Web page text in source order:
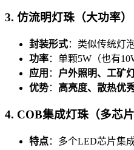
3. 仿流明灯珠（大功率）
封装形式：类似传统灯
功率：单颗5W（也有
应用 ： 户外照明、工矿
优势： 高亮度、散热优
4. COB集成灯珠（多芯片
特点：多个LED芯片集